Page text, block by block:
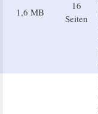
1,6 MB
16
Seiten